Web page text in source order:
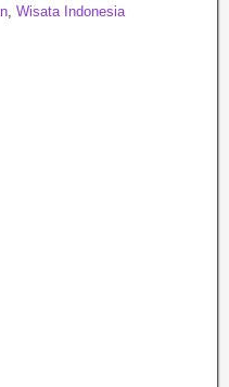
, Wisata Indonesia